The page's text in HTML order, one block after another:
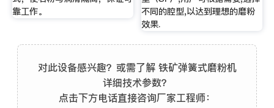
靠工作。
不同的腔型,以达到理想的磨粉
效果.
对此设备感兴趣？或需了解 铁矿弹簧式磨粉机
详细技术参数？
点击下方电话直接咨询厂家工程师：